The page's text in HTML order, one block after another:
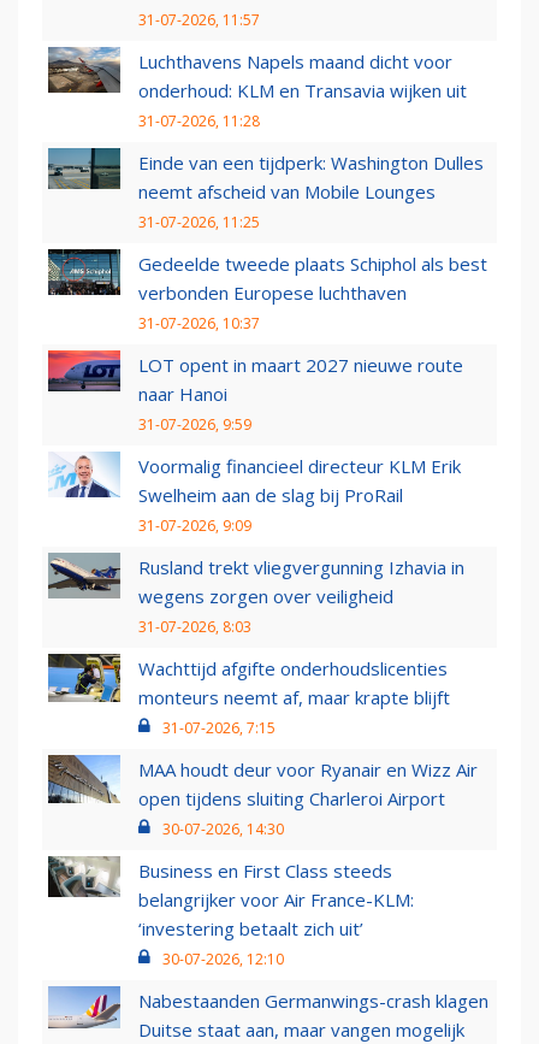
31-07-2026, 11:57
Luchthavens Napels maand dicht voor
onderhoud: KLM en Transavia wijken uit
31-07-2026, 11:28
Einde van een tijdperk: Washington Dulles
neemt afscheid van Mobile Lounges
31-07-2026, 11:25
Gedeelde tweede plaats Schiphol als best
verbonden Europese luchthaven
31-07-2026, 10:37
LOT opent in maart 2027 nieuwe route
naar Hanoi
31-07-2026, 9:59
Voormalig financieel directeur KLM Erik
Swelheim aan de slag bij ProRail
31-07-2026, 9:09
Rusland trekt vliegvergunning Izhavia in
wegens zorgen over veiligheid
31-07-2026, 8:03
Wachttijd afgifte onderhoudslicenties
monteurs neemt af, maar krapte blijft
31-07-2026, 7:15
MAA houdt deur voor Ryanair en Wizz Air
open tijdens sluiting Charleroi Airport
30-07-2026, 14:30
Business en First Class steeds
belangrijker voor Air France-KLM:
‘investering betaalt zich uit’
30-07-2026, 12:10
Nabestaanden Germanwings-crash klagen
Duitse staat aan, maar vangen mogelijk